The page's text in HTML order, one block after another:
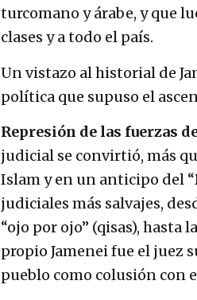
turcomano y árabe, y que
clases y a todo el país.
Un vistazo al historial de
política que supuso el
Represión de las fuerzas
judicial se convirtió, más
Islam y en un anticipo del
judiciales más salvajes,
“ojo por ojo” (qisas), hasta
propio Jamenei fue el juez
pueblo como colusión con